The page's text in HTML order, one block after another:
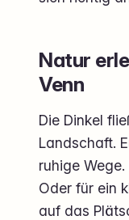
Natur
Venn
Die Dinkel
Landschaft.
ruhige
Oder für ein
auf das